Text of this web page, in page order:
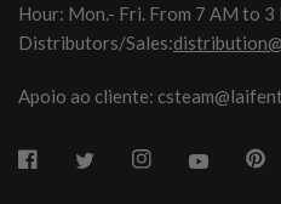
Hour: Mon.- Fri. From 7 AM to 3
Distributors/Sales:
Apoio ao cliente: